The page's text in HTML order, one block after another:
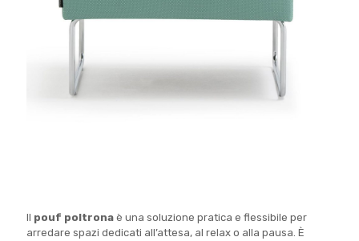
Il pouf poltrona è una soluzione pratica e flessibile per
arredare spazi dedicati all’attesa, al relax o alla pausa. È